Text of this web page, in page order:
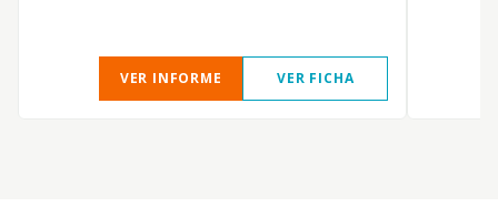
VER INFORME VER FICHA